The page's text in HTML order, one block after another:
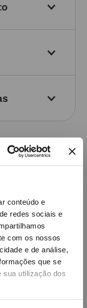
conteúdo e
redes sociais e
com os nossos
e de análise,
que se
sua utilização dos